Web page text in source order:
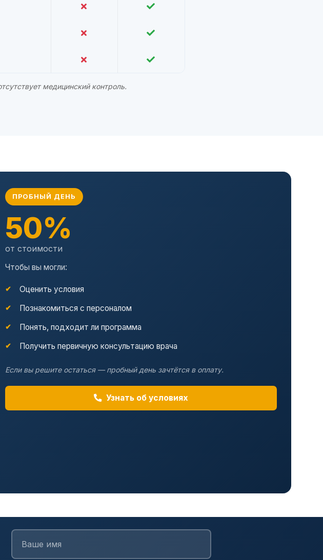
медицинский контроль.
ПРОБНЫЙ ДЕНЬ
50%
от стоимости
Чтобы вы могли:
Оценить условия
Познакомиться с персоналом
Понять, подходит ли программа
Получить первичную консультацию врача
Если вы решите остаться — пробный день зачтётся в оплату.
Узнать об условиях